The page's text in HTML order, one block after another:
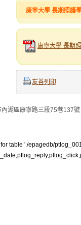
康寧大學 長期照護
康寧大學 長期
友善列印
湖區康寧路三段75巷137
table './epagedb/